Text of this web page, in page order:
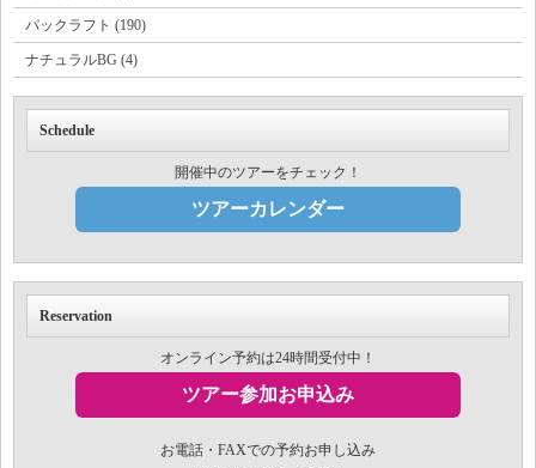
パックラフト (190)
ナチュラルBG (4)
Schedule
開催中のツアーをチェック！
ツアーカレンダー
Reservation
オンライン予約は24時間受付中！
ツアー参加お申込み
お電話・FAXでの予約お申し込み